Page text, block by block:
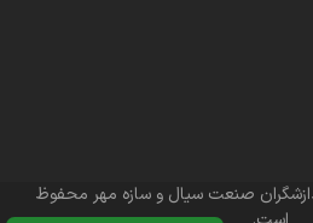
صنعت سیال و سازه مهر محفوظ